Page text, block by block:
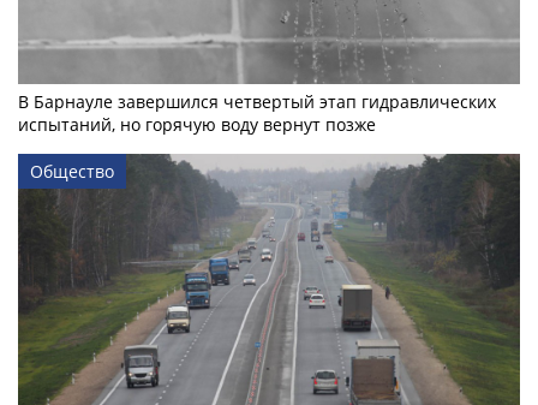
В Барнауле завершился четвертый этап гидравлических
испытаний, но горячую воду вернут позже
Общество